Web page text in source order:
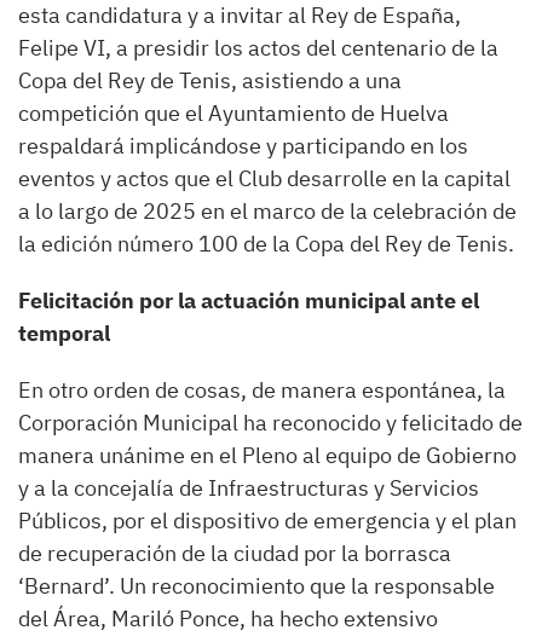
esta candidatura y a invitar al Rey de España,
Felipe VI, a presidir los actos del centenario de la
Copa del Rey de Tenis, asistiendo a una
competición que el Ayuntamiento de Huelva
respaldará implicándose y participando en los
eventos y actos que el Club desarrolle en la capital
a lo largo de 2025 en el marco de la celebración de
la edición número 100 de la Copa del Rey de Tenis.
Felicitación por la actuación municipal ante el
temporal
En otro orden de cosas, de manera espontánea, la
Corporación Municipal ha reconocido y felicitado de
manera unánime en el Pleno al equipo de Gobierno
y a la concejalía de Infraestructuras y Servicios
Públicos, por el dispositivo de emergencia y el plan
de recuperación de la ciudad por la borrasca
‘Bernard’. Un reconocimiento que la responsable
del Área, Mariló Ponce, ha hecho extensivo